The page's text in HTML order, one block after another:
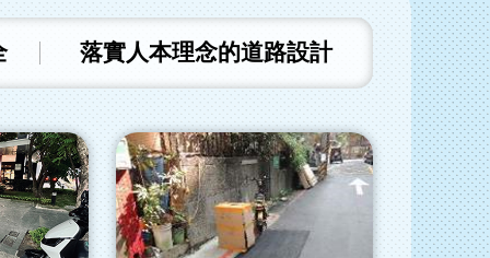
落實人本理念的道路設計